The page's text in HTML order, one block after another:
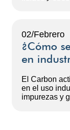
02/Febrero
¿Cómo
en
El Carbon
en el uso
impurezas y